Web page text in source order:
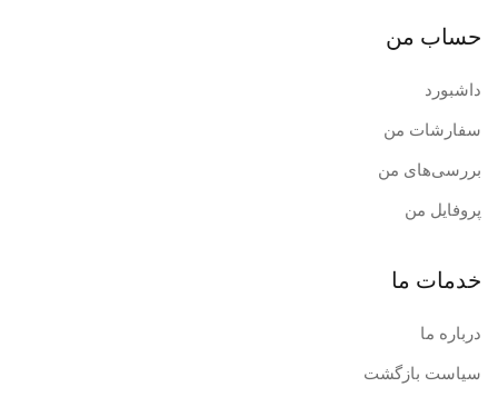
حساب من
داشبورد
سفارشات من
بررسی‌های من
پروفایل من
خدمات ما
درباره ما
سیاست بازگشت